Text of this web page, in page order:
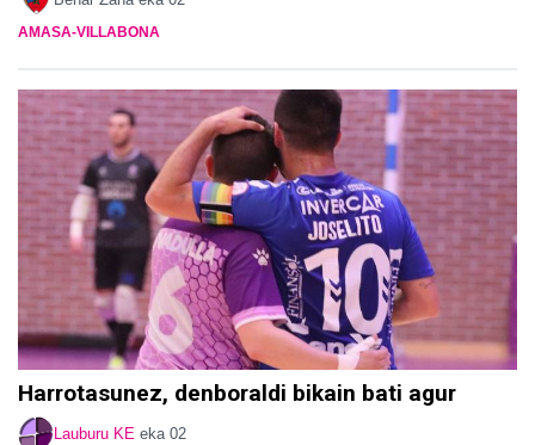
AMASA-VILLABONA
Harrotasunez, denboraldi bikain bati agur
Lauburu KE eka 02